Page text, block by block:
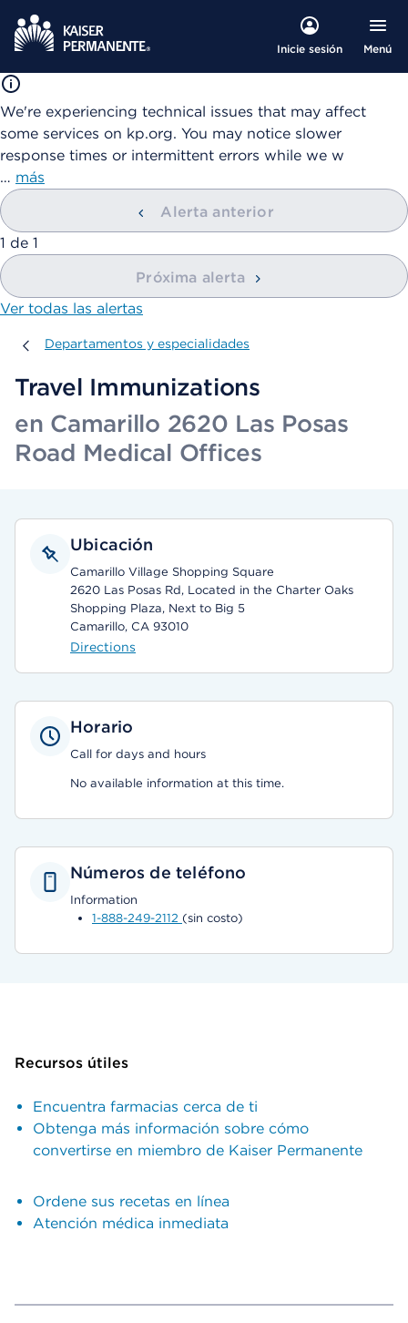
Inicie sesión Menú
We're experiencing technical issues that may affect
some services on kp.org. You may notice slower
response times or intermittent errors while we w
… más
Alerta anterior
mostrando
1 de 1
Próxima alerta
Ver todas las alertas
Departamentos y especialidades
Departamentos y especialidades
Travel Immunizations
en Camarillo 2620 Las Posas
Road Medical Offices
Ubicación
Camarillo Village Shopping Square
2620 Las Posas Rd, Located in the Charter Oaks
Shopping Plaza, Next to Big 5
Camarillo, CA 93010
Directions
Horario
Call for days and hours
No available information at this time.
Números de teléfono
Information
1-888-249-2112 (sin costo)
Recursos útiles
Encuentra farmacias cerca de ti
Obtenga más información sobre cómo
convertirse en miembro de Kaiser Permanente
Ordene sus recetas en línea
Atención médica inmediata